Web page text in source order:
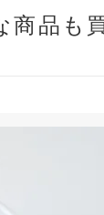
商品も